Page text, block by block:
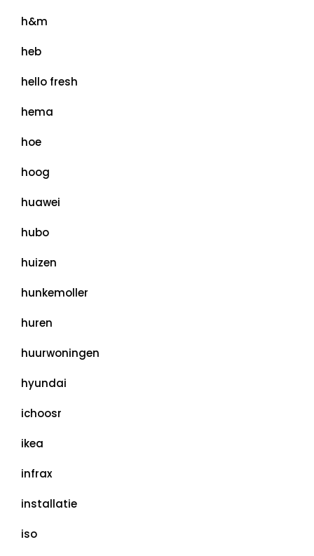
h&m
heb
hello fresh
hema
hoe
hoog
huawei
hubo
huizen
hunkemoller
huren
huurwoningen
hyundai
ichoosr
ikea
infrax
installatie
iso